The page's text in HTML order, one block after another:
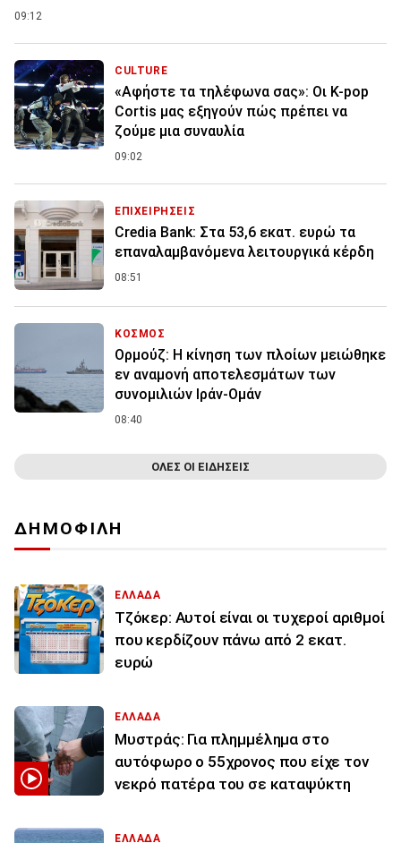
09:12
CULTURE
«Αφήστε τα τηλέφωνα σας»: Οι K-pop
Cortis μας εξηγούν πώς πρέπει να
ζούμε μια συναυλία
09:02
ΕΠΙΧΕΙΡΗΣΕΙΣ
Credia Bank: Στα 53,6 εκατ. ευρώ τα
επαναλαμβανόμενα λειτουργικά κέρδη
08:51
ΚΟΣΜΟΣ
Ορμούζ: Η κίνηση των πλοίων μειώθηκε
εν αναμονή αποτελεσμάτων των
συνομιλιών Ιράν-Ομάν
08:40
ΟΛΕΣ ΟΙ ΕΙΔΗΣΕΙΣ
ΔΗΜΟΦΙΛΗ
ΕΛΛΑΔΑ
Τζόκερ: Αυτοί είναι οι τυχεροί αριθμοί
που κερδίζουν πάνω από 2 εκατ.
ευρώ
ΕΛΛΑΔΑ
Μυστράς: Για πλημμέλημα στο
αυτόφωρο ο 55χρονος που είχε τον
νεκρό πατέρα του σε καταψύκτη
ΕΛΛΑΔΑ